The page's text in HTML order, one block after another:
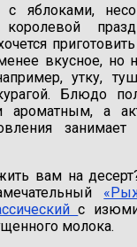
с яблоками,
вкусное, но
утку,
Блюдо
а
занимает
вам на
с
молока.